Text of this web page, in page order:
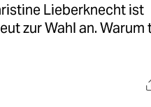
Lieberknecht ist
zur Wahl an. Warum